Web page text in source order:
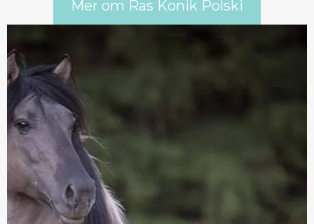
Mer om Ras Konik Polski